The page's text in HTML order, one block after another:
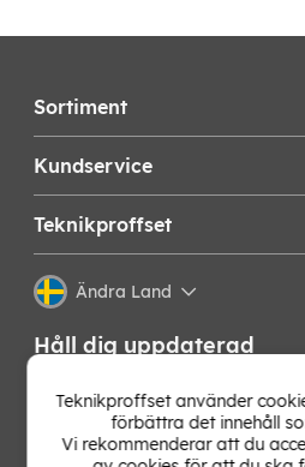
Sortiment
Kundservice
Teknikproffset
Ändra Land
Håll dig uppdaterad
Få de senaste nyheterna,
bästa tipsen från oss direkt i din
vårt nyhetsbrev!
Teknikproffset använder
förbättra det innehåll
Vi rekommenderar att du